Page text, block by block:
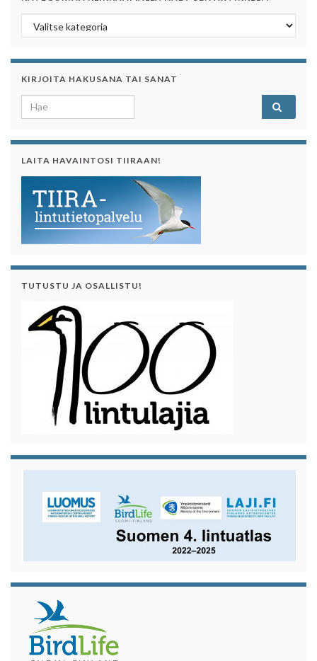
Kategoriaa klikkaamalla näet sen artikkelit
KIRJOITA HAKUSANA TAI SANAT
Search for:
LAITA HAVAINTOSI TIIRAAN!
TUTUSTU JA OSALLISTU!